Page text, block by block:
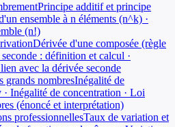
Principe additif et principe
ensemble à n éléments (n^k) ·
(n!)
Dérivée d'une composée (règle
: définition et calcul ·
avec la dérivée seconde
grands nombresInégalité de
Inégalité de concentration · Loi
(énoncé et interprétation)
professionnellesTaux de variation et